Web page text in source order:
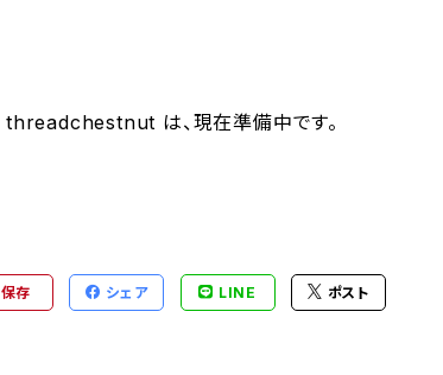
threadchestnut は、現在準備中です。
保存 シェア LINE ポスト